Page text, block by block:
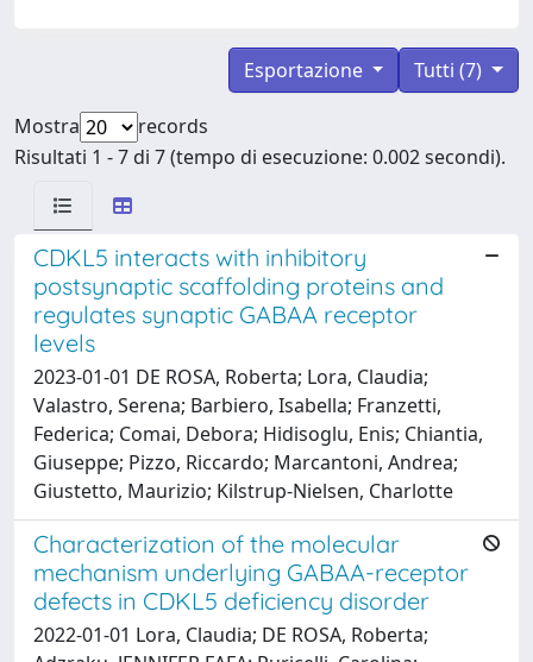
Tutti (7)
Esportazione
Mostra
records
Risultati 1 - 7 di 7 (tempo di esecuzione: 0.002 secondi).
CDKL5 interacts with inhibitory
postsynaptic scaffolding proteins and
regulates synaptic GABAA receptor
levels
2023-01-01 DE ROSA, Roberta; Lora, Claudia;
Valastro, Serena; Barbiero, Isabella; Franzetti,
Federica; Comai, Debora; Hidisoglu, Enis; Chiantia,
Giuseppe; Pizzo, Riccardo; Marcantoni, Andrea;
Giustetto, Maurizio; Kilstrup-Nielsen, Charlotte
Characterization of the molecular
mechanism underlying GABAA-receptor
defects in CDKL5 deficiency disorder
2022-01-01 Lora, Claudia; DE ROSA, Roberta;